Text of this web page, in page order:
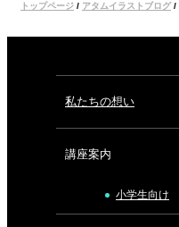
トップページ / アタムイラストブログ /
私たちの想い
講座案内
小学生向け